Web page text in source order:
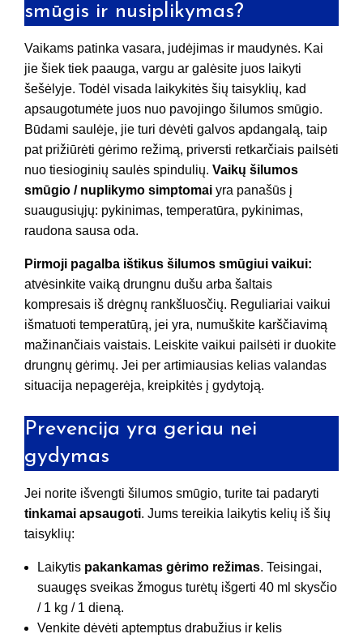
smūgis ir nusiplikymas?
Vaikams patinka vasara, judėjimas ir maudynės. Kai
jie šiek tiek paauga, vargu ar galėsite juos laikyti
šešėlyje. Todėl visada laikykitės šių taisyklių, kad
apsaugotumėte juos nuo pavojingo šilumos smūgio.
Būdami saulėje, jie turi dėvėti galvos apdangalą, taip
pat prižiūrėti gėrimo režimą, priversti retkarčiais pailsėti
nuo tiesioginių saulės spindulių. Vaikų šilumos
smūgio / nuplikymo simptomai yra panašūs į
suaugusiųjų: pykinimas, temperatūra, pykinimas,
raudona sausa oda.
Pirmoji pagalba ištikus šilumos smūgiui vaikui:
atvėsinkite vaiką drungnu dušu arba šaltais
kompresais iš drėgnų rankšluosčių. Reguliariai vaikui
išmatuoti temperatūrą, jei yra, numuškite karščiavimą
mažinančiais vaistais. Leiskite vaikui pailsėti ir duokite
drungnų gėrimų. Jei per artimiausias kelias valandas
situacija nepagerėja, kreipkitės į gydytoją.
Prevencija yra geriau nei
gydymas
Jei norite išvengti šilumos smūgio, turite tai padaryti
tinkamai apsaugoti. Jums tereikia laikytis kelių iš šių
taisyklių:
Laikytis pakankamas gėrimo režimas. Teisingai,
suaugęs sveikas žmogus turėtų išgerti 40 ml skysčio
/ 1 kg / 1 dieną.
Venkite dėvėti aptemptus drabužius ir kelis